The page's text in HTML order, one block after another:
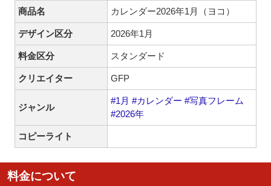
商品名 カレンダー2026年1月（ヨコ）
デザイン区分 2026年1月
料金区分 スタンダード
クリエイター GFP
ジャンル
#1月 #カレンダー #写真フレーム
#2026年
コピーライト
料金について